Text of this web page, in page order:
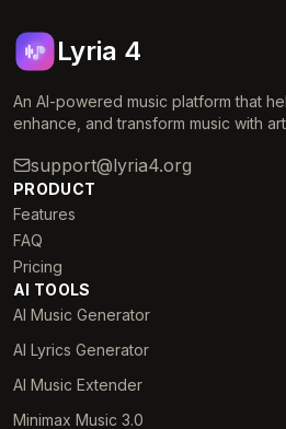
Lyria 4
An AI-powered music platform that
enhance, and transform music with
support@lyria4.org
PRODUCT
Features
FAQ
Pricing
AI TOOLS
AI Music Generator
AI Lyrics Generator
AI Music Extender
Minimax Music 3.0